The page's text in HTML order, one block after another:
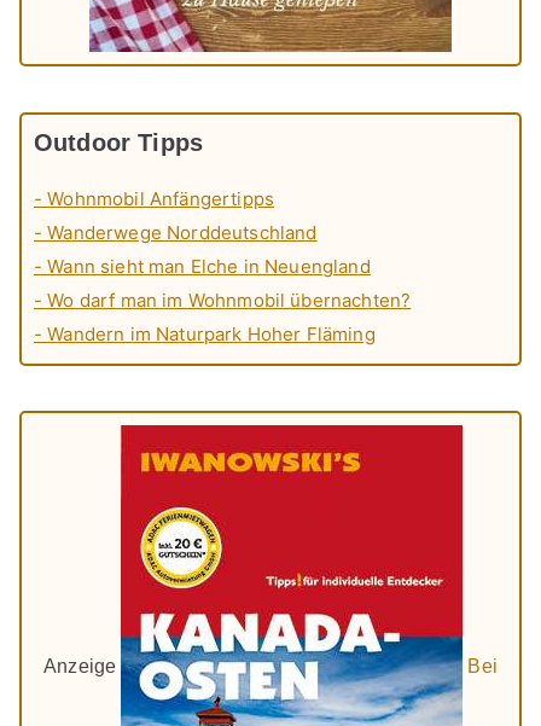
Outdoor Tipps
- Wohnmobil Anfängertipps
- Wanderwege Norddeutschland
- Wann sieht man Elche in Neuengland
- Wo darf man im Wohnmobil übernachten?
- Wandern im Naturpark Hoher Fläming
Anzeige Bei